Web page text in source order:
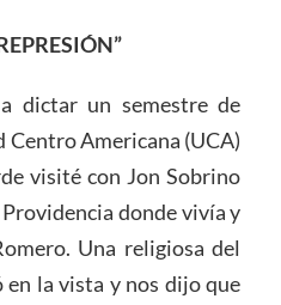
dictar un semestre de
Centro Americana (UCA)
visité con Jon Sobrino
donde vivía y
Una religiosa del
en la vista y nos dijo que